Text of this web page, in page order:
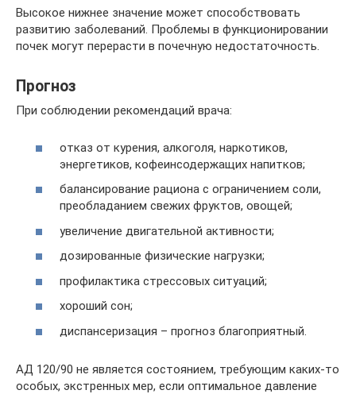
Высокое нижнее значение может способствовать
развитию заболеваний. Проблемы в функционировании
почек могут перерасти в почечную недостаточность.
Прогноз
При соблюдении рекомендаций врача:
отказ от курения, алкоголя, наркотиков,
энергетиков, кофеинсодержащих напитков;
балансирование рациона с ограничением соли,
преобладанием свежих фруктов, овощей;
увеличение двигательной активности;
дозированные физические нагрузки;
профилактика стрессовых ситуаций;
хороший сон;
диспансеризация – прогноз благоприятный.
АД 120/90 не является состоянием, требующим каких-то
особых, экстренных мер, если оптимальное давление